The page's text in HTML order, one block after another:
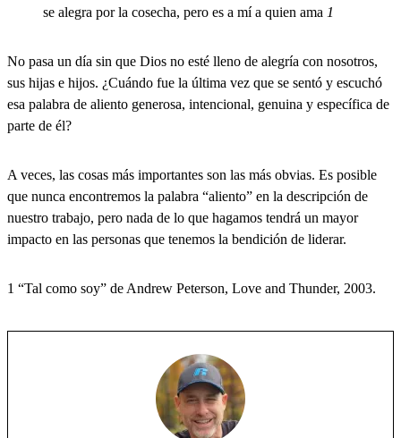
se alegra por la cosecha, pero es a mí a quien ama 1
No pasa un día sin que Dios no esté lleno de alegría con nosotros,
sus hijas e hijos. ¿Cuándo fue la última vez que se sentó y escuchó
esa palabra de aliento generosa, intencional, genuina y específica de
parte de él?
A veces, las cosas más importantes son las más obvias. Es posible
que nunca encontremos la palabra “aliento” en la descripción de
nuestro trabajo, pero nada de lo que hagamos tendrá un mayor
impacto en las personas que tenemos la bendición de liderar.
1 “Tal como soy” de Andrew Peterson, Love and Thunder, 2003.